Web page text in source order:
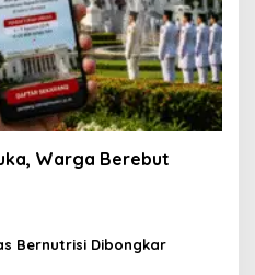
Warga Berebut
Bernutrisi Dibongkar